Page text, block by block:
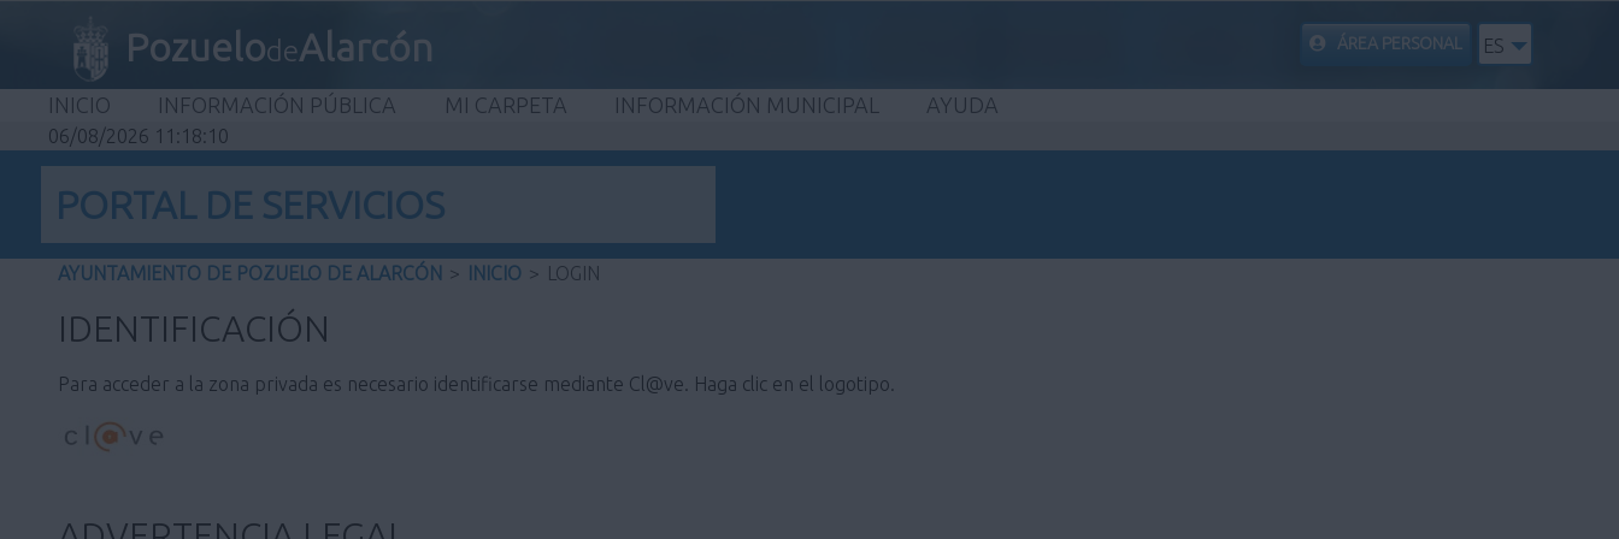
PozuelodeAlarcón ÁREA PERSONAL ES
INICIO INFORMACIÓN PÚBLICA MI CARPETA INFORMACIÓN MUNICIPAL AYUDA
06/08/2026 11:18:10
PORTAL DE SERVICIOS
AYUNTAMIENTO DE POZUELO DE ALARCÓN > INICIO > LOGIN
IDENTIFICACIÓN
Para acceder a la zona privada es necesario identificarse mediante Cl@ve. Haga clic en el logotipo.